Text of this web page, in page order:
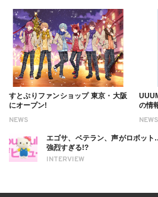
NEWS
すとぷりファンショップ 東京・大阪
にオープン!
NEWS
の情
INTERVIEW
エゴサ、ベテラン、声がロボッ
強烈すぎる!?